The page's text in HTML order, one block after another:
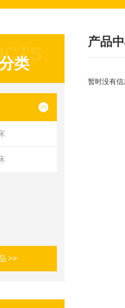
类
>>
产品
暂时没有信